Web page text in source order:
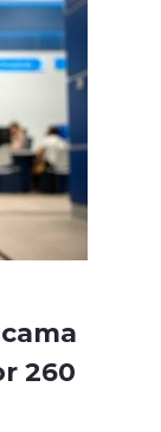
260